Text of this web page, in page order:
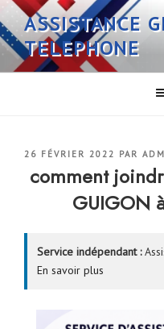
Aller
au
contenu
principal
ASSISTANCE
TELEPHONE
PUBLIÉ
26 FÉVRIER 2022 PAR
comment
GUIGON
Service indépendant :
En savoir plus